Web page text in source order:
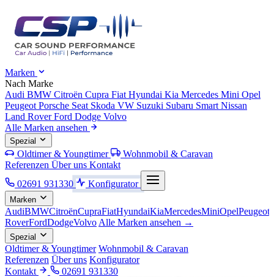
Marken
Nach Marke
Audi BMW Citroën Cupra Fiat Hyundai Kia Mercedes Mini Opel
Peugeot Porsche Seat Skoda VW Suzuki Subaru Smart Nissan
Land RoverFord Dodge Volvo
Alle Marken ansehen
Spezial
Oldtimer & Youngtimer
Wohnmobil & Caravan
Referenzen Über uns Kontakt
02691 931330
Konfigurator
Marken
AudiBMWCitroënCupraFiatHyundaiKiaMercedesMiniOpelPeugeot
RoverFordDodgeVolvo Alle Marken ansehen →
Spezial
Oldtimer & Youngtimer Wohnmobil & Caravan
Referenzen Über uns Konfigurator
Kontakt
02691 931330